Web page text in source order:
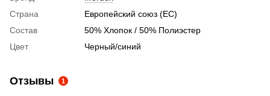
Страна
Европейский союз (ЕС)
Состав
50% Хлопок / 50% Полиэстер
Цвет
Черный/синий
Отзывы 1